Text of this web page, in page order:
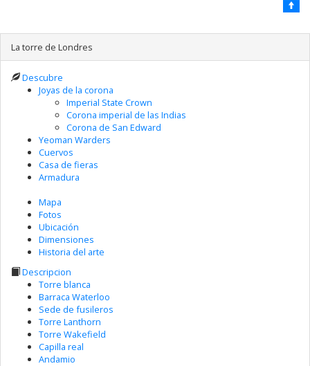
La torre de Londres
Descubre
Joyas de la corona
Imperial State Crown
Corona imperial de las Indias
Corona de San Edward
Yeoman Warders
Cuervos
Casa de fieras
Armadura
Mapa
Fotos
Ubicación
Dimensiones
Historia del arte
Descripcion
Torre blanca
Barraca Waterloo
Sede de fusileros
Torre Lanthorn
Torre Wakefield
Capilla real
Andamio